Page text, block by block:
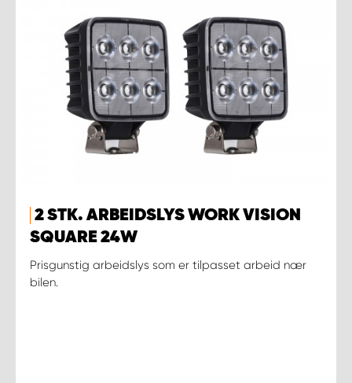
2 STK. ARBEIDSLYS WORK VISION
SQUARE 24W
Prisgunstig arbeidslys som er tilpasset arbeid nær
bilen.